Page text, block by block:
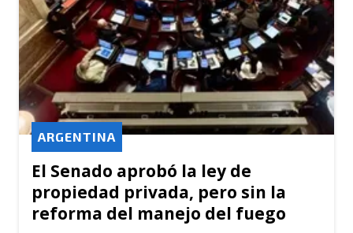
El Senado aprobó la ley de
propiedad privada, pero sin la
reforma del manejo del fuego
ARGENTINA